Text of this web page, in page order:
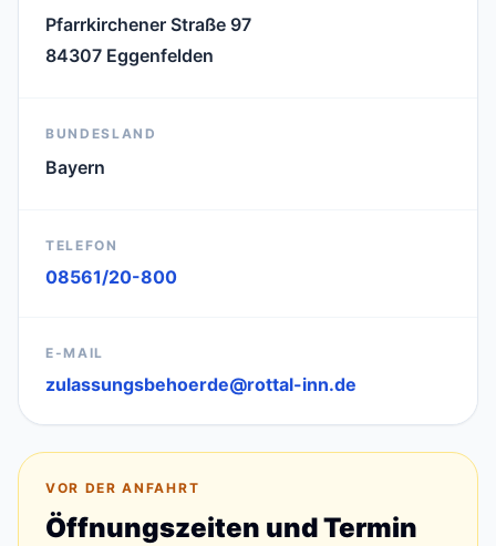
Pfarrkirchener Straße 97
84307 Eggenfelden
BUNDESLAND
Bayern
TELEFON
08561/20-800
E-MAIL
zulassungsbehoerde@rottal-inn.de
VOR DER ANFAHRT
Öffnungszeiten und Termin